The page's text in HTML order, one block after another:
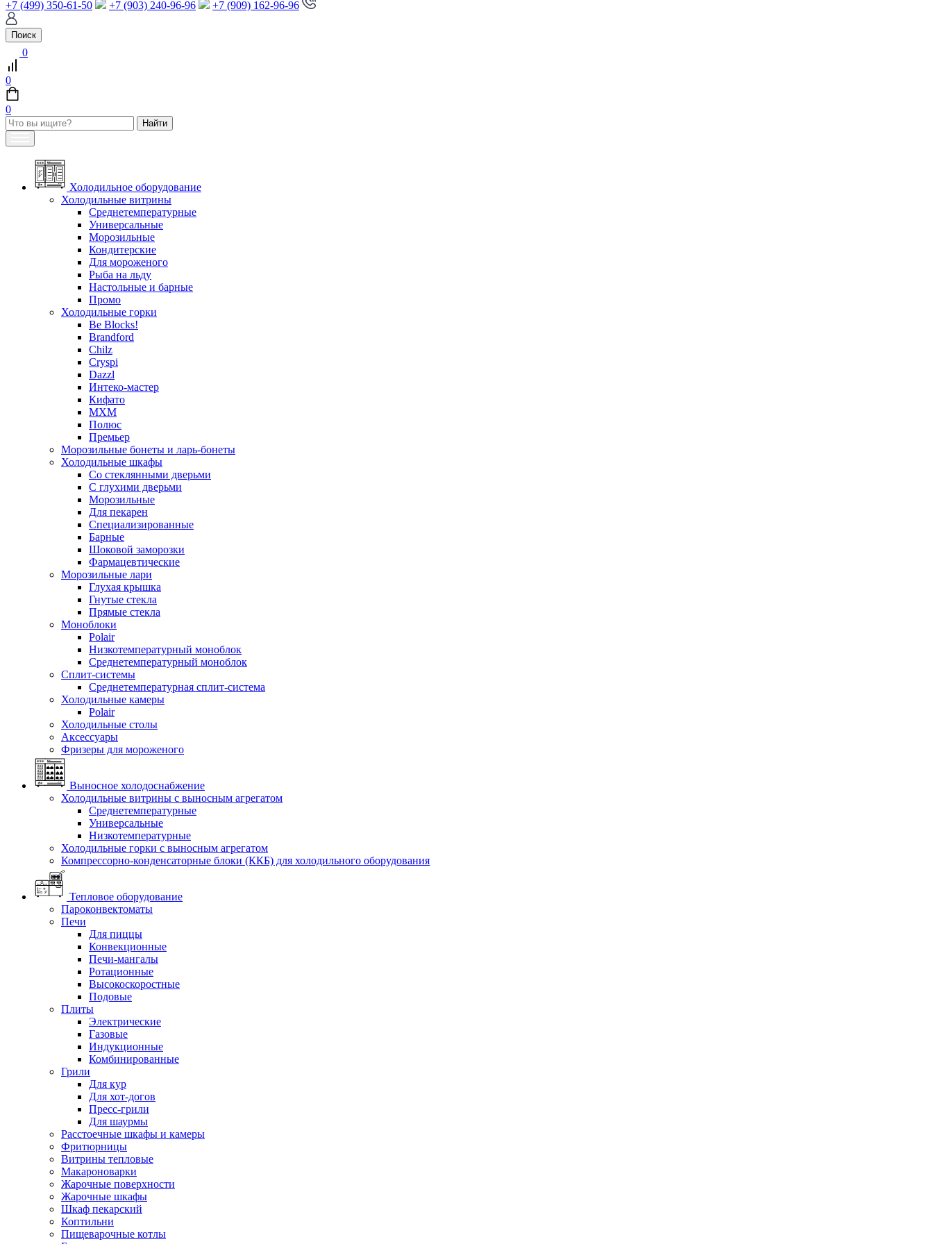
+7 (499) 350-61-50 +7 (903) 240-96-96 +7 (909) 162-96-96
Поиск
0
0
0
Холодильное оборудование
Холодильные витрины
Среднетемпературные
Универсальные
Морозильные
Кондитерские
Для мороженого
Рыба на льду
Настольные и барные
Промо
Холодильные горки
Be Blocks!
Brandford
Chilz
Cryspi
Dazzl
Интеко-мастер
Кифато
МХМ
Полюс
Премьер
Морозильные бонеты и ларь-бонеты
Холодильные шкафы
Со стеклянными дверьми
С глухими дверьми
Морозильные
Для пекарен
Специализированные
Барные
Шоковой заморозки
Фармацевтические
Морозильные лари
Глухая крышка
Гнутые стекла
Прямые стекла
Моноблоки
Polair
Низкотемпературный моноблок
Среднетемпературный моноблок
Сплит-системы
Среднетемпературная сплит-система
Холодильные камеры
Polair
Холодильные столы
Аксессуары
Фризеры для мороженого
Выносное холодоснабжение
Холодильные витрины с выносным агрегатом
Среднетемпературные
Универсальные
Низкотемпературные
Холодильные горки с выносным агрегатом
Компрессорно-конденсаторные блоки (ККБ) для холодильного оборудования
Тепловое оборудование
Пароконвектоматы
Печи
Для пиццы
Конвекционные
Печи-мангалы
Ротационные
Высокоскоростные
Подовые
Плиты
Электрические
Газовые
Индукционные
Комбинированные
Грили
Для кур
Для хот-догов
Пресс-грили
Для шаурмы
Расстоечные шкафы и камеры
Фритюрницы
Витрины тепловые
Макароноварки
Жарочные поверхности
Жарочные шкафы
Шкаф пекарский
Коптильни
Пищеварочные котлы